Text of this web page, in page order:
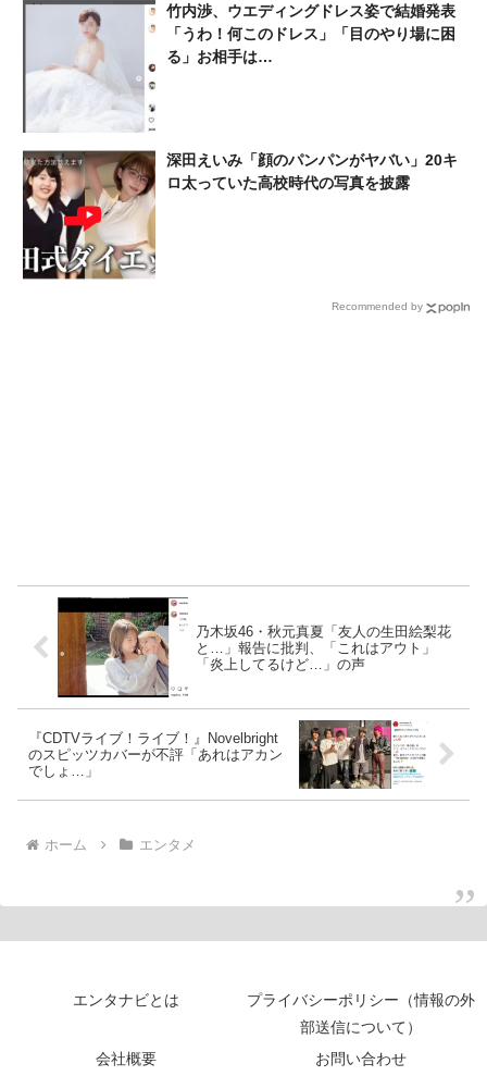
竹内渉、ウエディングドレス姿で結婚発表
「うわ！何このドレス」「目のやり場に困
る」お相手は…
深田えいみ「顔のパンパンがヤバい」20キ
ロ太っていた高校時代の写真を披露
Recommended by
乃木坂46・秋元真夏「友人の生田絵梨花
と…」報告に批判、「これはアウト」
「炎上してるけど…」の声
『CDTVライブ！ライブ！』Novelbright
のスピッツカバーが不評「あれはアカン
でしょ…」
ホーム エンタメ
エンタナビとは
プライバシーポリシー（情報の外
部送信について）
会社概要
お問い合わせ